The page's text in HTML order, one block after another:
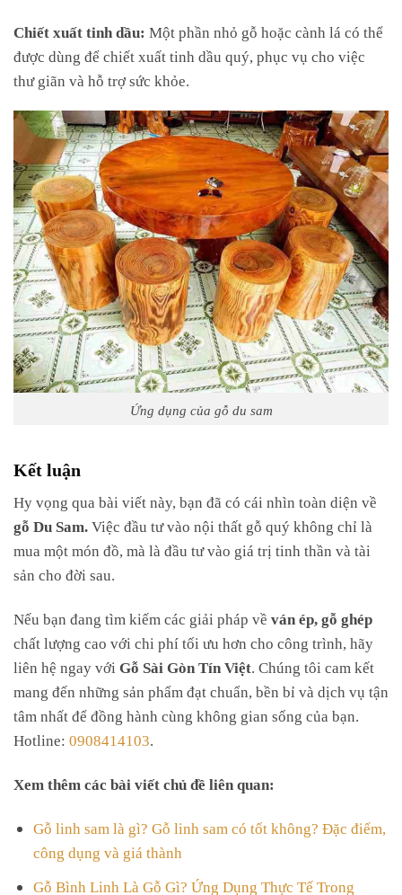
Chiết xuất tinh dầu: Một phần nhỏ gỗ hoặc cành lá có thể
được dùng để chiết xuất tinh dầu quý, phục vụ cho việc
thư giãn và hỗ trợ sức khỏe.
Ứng dụng của gỗ du sam
Kết luận
Hy vọng qua bài viết này, bạn đã có cái nhìn toàn diện về
gỗ Du Sam. Việc đầu tư vào nội thất gỗ quý không chỉ là
mua một món đồ, mà là đầu tư vào giá trị tinh thần và tài
sản cho đời sau.
Nếu bạn đang tìm kiếm các giải pháp về ván ép, gỗ ghép
chất lượng cao với chi phí tối ưu hơn cho công trình, hãy
liên hệ ngay với Gỗ Sài Gòn Tín Việt . Chúng tôi cam kết
mang đến những sản phẩm đạt chuẩn, bền bỉ và dịch vụ tận
tâm nhất để đồng hành cùng không gian sống của bạn.
Hotline: 0908414103
Xem thêm các bài viết chủ đề liên quan:
Gỗ linh sam là gì? Gỗ linh sam có tốt không? Đặc điểm,
công dụng và giá thành
Gỗ Bình Linh Là Gỗ Gì? Ứng Dụng Thực Tế Trong